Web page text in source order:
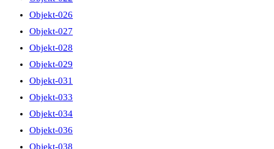
Objekt-026
Objekt-027
Objekt-028
Objekt-029
Objekt-031
Objekt-033
Objekt-034
Objekt-036
Objekt-038